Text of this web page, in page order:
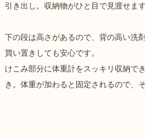
引き出し。収納物がひと目で見渡せます
下の段は高さがあるので、背の高い洗
買い置きしても安心です。
けこみ部分に体重計をスッキリ収納で
き。体重が加わると固定されるので、